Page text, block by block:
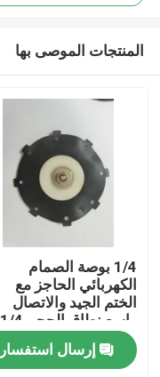
المنزل
المنتجات الموصى بها
1/4 بوصة الصمام
الكهربائي الحاجز مع
الختم الجيد والاتصال
واسع نطاق الحجم 1/4
بوصة إلى 2 بوصة
لمتنوعةإرسال استفسار